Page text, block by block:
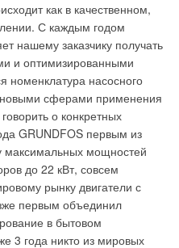
как в качественном,
С каждым годом
нашему заказчику получать
и оптимизированными
номенклатура насосного
сферами применения
о конкретных
GRUNDFOS первым из
максимальных мощностей
до 22 кВт, совсем
рынку двигатели с
первым объединил
в бытовом
3 года никто из мировых
труб
итальянской фирмы Valsir
и монтажникам.
— жилых домов,
укомплектованы
ее безупречная работа
изделий. Теперь на
фитингов по
предприятия
«Синикон» ни в чем не
то же время их цена будет
фитингов планируется
снижается в 100 000 раз, а
— полноразмерный, т.е.
обработке подвергается
через внутренний блок
срок службы, причем
мыть в воде. Новые модели
коэффициентом
отнести это
«А» (для модели MSZ-
равен 3,71). Особое
YV уделено уровню шума.